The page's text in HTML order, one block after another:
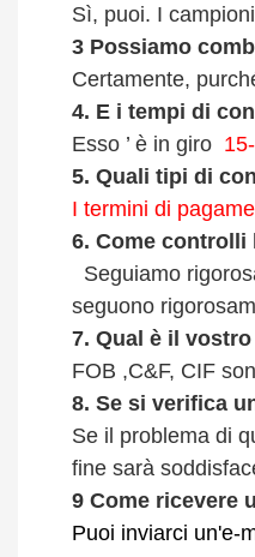
Sì, puoi. I
3 Possiamo
Certamente,
4. E i tempi di
Esso ’ è in giro
5. Quali tipi di
I termini di
6. Come controlli
Seguiamo
seguono
7. Qual è il
FOB ,C&F, CIF
8. Se si verifica
Se il problema di
fine sarà
9 Come ricevere
Puoi inviarci un'e-